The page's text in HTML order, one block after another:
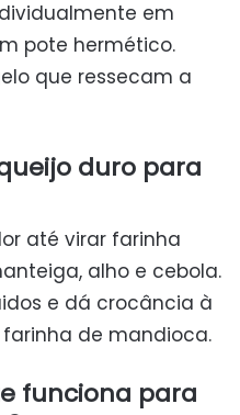
em
pote hermético.
que ressecam a
duro para
até virar farinha
alho e cebola.
e dá crocância à
de mandioca.
funciona para